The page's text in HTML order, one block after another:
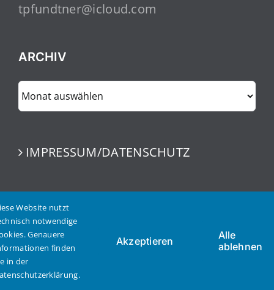
tpfundtner@icloud.com
ARCHIV
ARCHIV
IMPRESSUM/DATENSCHUTZ
Website nutzt
notwendige
Genauere
finden
in der
Akzeptieren
Alle
ablehnen